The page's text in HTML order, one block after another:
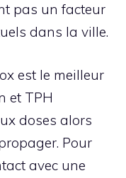
pas un facteur
dans la ville.
est le meilleur
et TPH
doses alors
Pour
avec une